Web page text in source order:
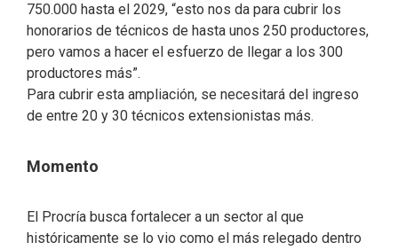
750.000 hasta el 2029, “esto nos da para cubrir los
honorarios de técnicos de hasta unos 250 productores,
pero vamos a hacer el esfuerzo de llegar a los 300
productores más”.
Para cubrir esta ampliación, se necesitará del ingreso
de entre 20 y 30 técnicos extensionistas más.
Momento
El Procría busca fortalecer a un sector al que
históricamente se lo vio como el más relegado dentro